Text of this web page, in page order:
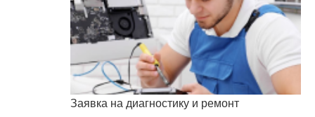
Заявка на диагностику и ремонт